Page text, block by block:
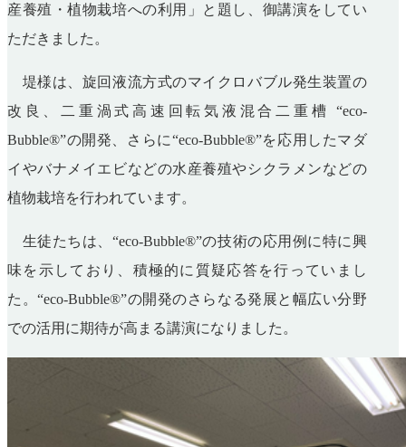
産養殖・植物栽培への利用 」と題し、御講演をしてい
ただきました。
堤様は、旋回液流方式のマイクロバブル発生装置の
改良、二重渦式高速回転気液混合二重槽
“eco-
Bubble®”の開発、さらに“eco-Bubble®”を応用したマダ
イやバナメイエビなどの水産養殖やシクラメンなどの
植物栽培を行われています。
生徒たちは、“eco-Bubble®”の技術の応用例に特に興
味を示しており、積極的に質疑応答を行っていまし
た。“eco-Bubble®”の開発のさらなる発展と幅広い分野
での活用に期待が高まる講演になりました。